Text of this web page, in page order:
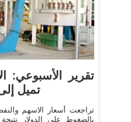
تقرير الأسبوعي:
تميل
تراجعت أسعار الاسهم
بالضغوط على الدولار